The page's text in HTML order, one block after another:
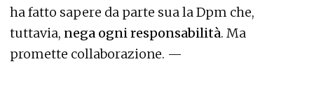
ha fatto sapere da parte sua la Dpm che,
tuttavia, nega ogni responsabilità. Ma
promette collaborazione. —